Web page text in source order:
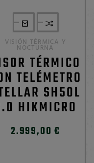
VISIÓN TÉRMICA Y
NOCTURNA
TÉRMICO
TELÉMETRO
SH50L
HIKMICRO
2.999,00 €